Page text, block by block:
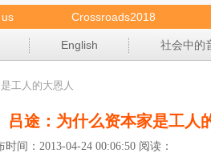
Crossroads2018
English 社会中的
工人的大恩人
吕途：为什么资本家是工人
间：2013-04-24 00:06:50 阅读：